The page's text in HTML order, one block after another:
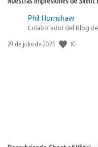
Phil Hornshaw
Colaborador del Blog
Fecha
29 de julio de 2026 10